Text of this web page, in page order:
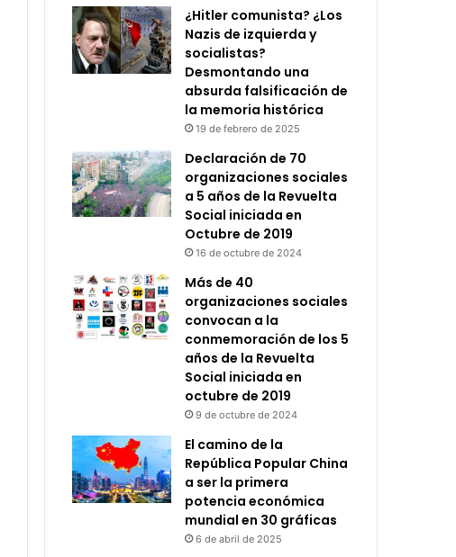
¿Hitler comunista? ¿Los
Nazis de izquierda y
socialistas?
Desmontando una
absurda falsificación de
la memoria histórica
19 de febrero de 2025
Declaración de 70
organizaciones sociales
a 5 años de la Revuelta
Social iniciada en
Octubre de 2019
16 de octubre de 2024
Más de 40
organizaciones sociales
convocan a la
conmemoración de los 5
años de la Revuelta
Social iniciada en
octubre de 2019
9 de octubre de 2024
El camino de la
República Popular China
a ser la primera
potencia económica
mundial en 30 gráficas
6 de abril de 2025